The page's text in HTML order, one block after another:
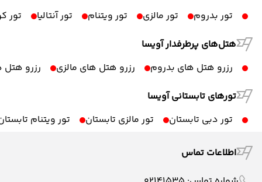
تور بدروم
تور مالزی تور ویتنام تور آنتالیا
تور
هتل‌های پرطرفدار آویسا
رزرو هتل های بدروم
رزرو هتل های مالزی
رزرو هتل
تورهای تابستانی آویسا
تور دبی تابستان
تور مالزی تابستان تور ویتنام
اطلاعات تماس